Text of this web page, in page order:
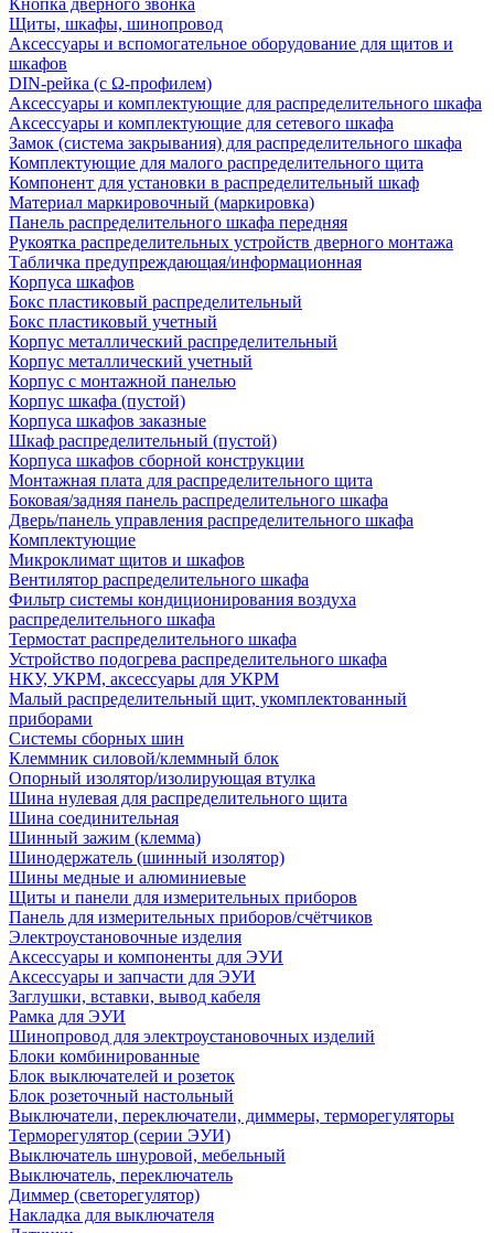
Кнопка дверного звонка
Щиты, шкафы, шинопровод
Аксессуары и вспомогательное оборудование для щитов и
шкафов
DIN-рейка (с Ω-профилем)
Аксессуары и комплектующие для распределительного шкафа
Аксессуары и комплектующие для сетевого шкафа
Замок (система закрывания) для распределительного шкафа
Комплектующие для малого распределительного щита
Компонент для установки в распределительный шкаф
Материал маркировочный (маркировка)
Панель распределительного шкафа передняя
Рукоятка распределительных устройств дверного монтажа
Табличка предупреждающая/информационная
Корпуса шкафов
Бокс пластиковый распределительный
Бокс пластиковый учетный
Корпус металлический распределительный
Корпус металлический учетный
Корпус с монтажной панелью
Корпус шкафа (пустой)
Корпуса шкафов заказные
Шкаф распределительный (пустой)
Корпуса шкафов сборной конструкции
Монтажная плата для распределительного щита
Боковая/задняя панель распределительного шкафа
Дверь/панель управления распределительного шкафа
Комплектующие
Микроклимат щитов и шкафов
Вентилятор распределительного шкафа
Фильтр системы кондиционирования воздуха
распределительного шкафа
Термостат распределительного шкафа
Устройство подогрева распределительного шкафа
НКУ, УКРМ, аксессуары для УКРМ
Малый распределительный щит, укомплектованный
приборами
Системы сборных шин
Клеммник силовой/клеммный блок
Опорный изолятор/изолирующая втулка
Шина нулевая для распределительного щита
Шина соединительная
Шинный зажим (клемма)
Шинодержатель (шинный изолятор)
Шины медные и алюминиевые
Щиты и панели для измерительных приборов
Панель для измерительных приборов/счётчиков
Электроустановочные изделия
Аксессуары и компоненты для ЭУИ
Аксессуары и запчасти для ЭУИ
Заглушки, вставки, вывод кабеля
Рамка для ЭУИ
Шинопровод для электроустановочных изделий
Блоки комбинированные
Блок выключателей и розеток
Блок розеточный настольный
Выключатели, переключатели, диммеры, терморегуляторы
Терморегулятор (серии ЭУИ)
Выключатель шнуровой, мебельный
Выключатель, переключатель
Диммер (светорегулятор)
Накладка для выключателя